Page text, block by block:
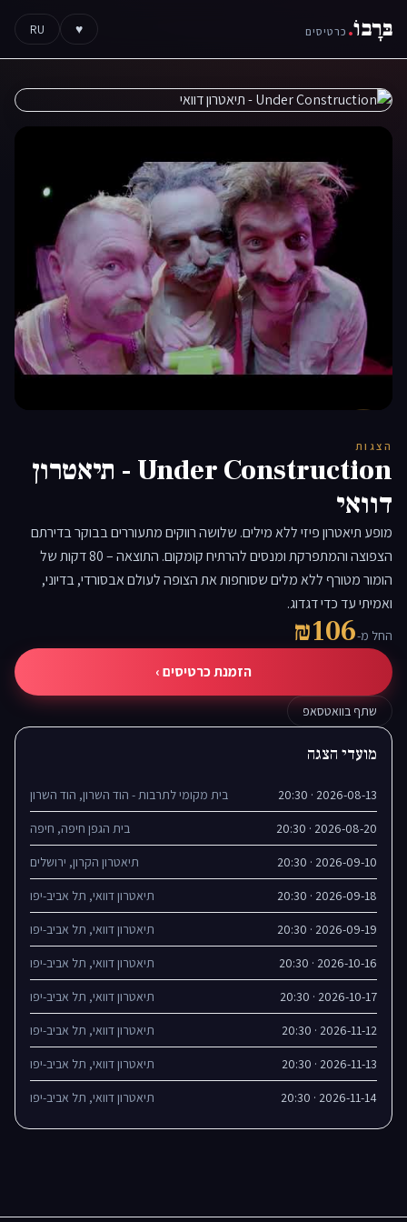
בּרָבוֹ. כרטיסים ♥
RU
▶
הצגות
Under Construction - תיאטרון
דוואי
מופע תיאטרון פיזי ללא מילים. שלושה רווקים מתעוררים בבוקר בדירתם
הצפוצה והמתפרקת ומנסים להרתיח קומקום. התוצאה – 80 דקות של
הומור מטורף ללא מלים שסוחפות את הצופה לעולם אבסורדי, בדיוני,
ואמיתי עד כדי דגדוג.
החל מ-₪106
הזמנת כרטיסים ›
שתף בוואטסאפ
מועדי הצגה
2026-08-13 · 20:30 בית מקומי לתרבות - הוד השרון, הוד השרון
2026-08-20 · 20:30 בית הגפן חיפה, חיפה
2026-09-10 · 20:30 תיאטרון הקרון, ירושלים
2026-09-18 · 20:30 תיאטרון דוואי, תל אביב-יפו
2026-09-19 · 20:30 תיאטרון דוואי, תל אביב-יפו
2026-10-16 · 20:30 תיאטרון דוואי, תל אביב-יפו
2026-10-17 · 20:30 תיאטרון דוואי, תל אביב-יפו
2026-11-12 · 20:30 תיאטרון דוואי, תל אביב-יפו
2026-11-13 · 20:30 תיאטרון דוואי, תל אביב-יפו
2026-11-14 · 20:30 תיאטרון דוואי, תל אביב-יפו